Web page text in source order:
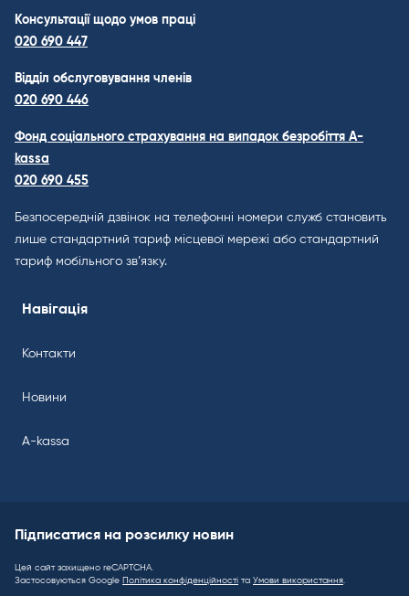
Консультації щодо умов праці
020 690 447
Відділ обслуговування членів
020 690 446
Фонд соціального страхування на випадок безробіття A-
kassa
020 690 455
Безпосередній дзвінок на телефонні номери служб становить
лише стандартний тариф місцевої мережі або стандартний
тариф мобільного зв’язку.
Навігація
Контакти
Новини
A-kassa
Підписатися на розсилку новин
Цей сайт захищено reCAPTCHA.
Застосовуються Google Політика конфіденційності та Умови використання.